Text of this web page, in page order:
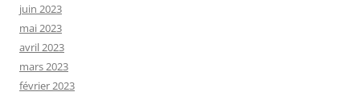
juin 2023
mai 2023
avril 2023
mars 2023
février 2023